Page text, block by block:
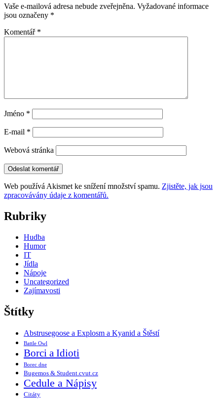
Vaše e-mailová adresa nebude zveřejněna. Vyžadované informace
jsou označeny *
Komentář *
Jméno *
E-mail *
Webová stránka
Web používá Akismet ke snížení množství spamu. Zjistěte, jak jsou
zpracovávány údaje z komentářů.
Rubriky
Hudba
Humor
IT
Jídla
Nápoje
Uncategorized
Zajímavosti
Štítky
Abstrusegoose a Explosm a Kyanid a Štěstí
Battle Owl
Borci a Idioti
Borec dne
Bugemos & Student.cvut.cz
Cedule a Nápisy
Citáty